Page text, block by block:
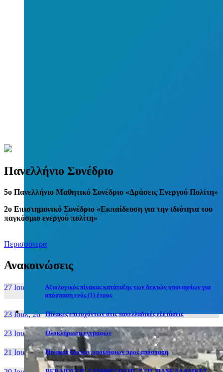
Πανελλήνιο Συνέδριο
5o Πανελλήνιο Μαθητικό Συνέδριο «Δράσεις Ενεργού Πολίτη»
2ο Επιστημονικό Συνέδριο «Εκπαίδευση για την ιδιότητα του
παγκόσμιο ενεργού πολίτη»
Περισσότερα
Ανακοινώσεις
27 Ιουν, 26
Αξιολογικός πίνακας κατάταξης των δεκτών υποψηφίων για
απόσπαση ενός (1) έτους
23 Ιουλ, 26 Πίνακες επιτυχόντων στις πανελλαδικές εξετάσεις
23 Ιουλ, 26 Ολοκλήρωση εγγραφών
21 Ιουλ, 26 Πίνακας δεκτών υποψήφιων προς απόσπαση